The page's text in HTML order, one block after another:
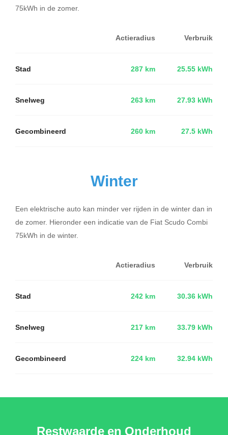
75kWh in de zomer.
Actieradius Verbruik
Stad 287 km 25.55 kWh
Snelweg 263 km 27.93 kWh
Gecombineerd 260 km 27.5 kWh
Winter
Een elektrische auto kan minder ver rijden in de winter dan in
de zomer. Hieronder een indicatie van de Fiat Scudo Combi
75kWh in de winter.
Actieradius Verbruik
Stad 242 km 30.36 kWh
Snelweg 217 km 33.79 kWh
Gecombineerd 224 km 32.94 kWh
Restwaarde en Onderhoud